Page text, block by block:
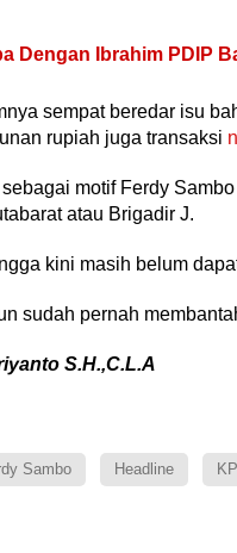
Dengan Ibrahim PDIP
sempat beredar isu
rupiah juga transaksi
motif Ferdy
atau Brigadir J.
kini masih belum
sudah pernah
S.H.,C.L.A
Sambo Headline